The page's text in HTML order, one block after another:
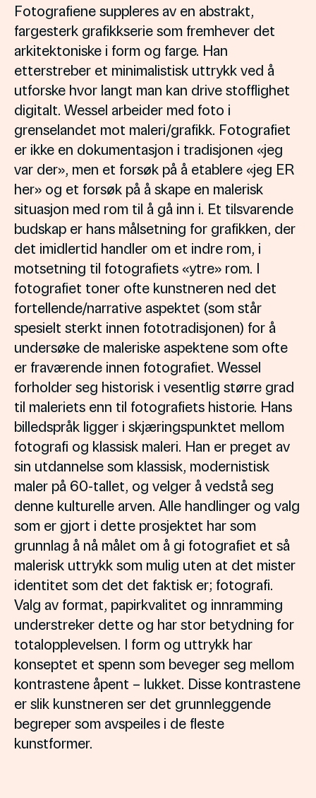
Fotografiene suppleres av en abstrakt,
fargesterk grafikkserie som fremhever det
arkitektoniske i form og farge. Han
etterstreber et minimalistisk uttrykk ved å
utforske hvor langt man kan drive stofflighet
digitalt. Wessel arbeider med foto i
grenselandet mot maleri/grafikk. Fotografiet
er ikke en dokumentasjon i tradisjonen «jeg
var der», men et forsøk på å etablere «jeg ER
her» og et forsøk på å skape en malerisk
situasjon med rom til å gå inn i. Et tilsvarende
budskap er hans målsetning for grafikken, der
det imidlertid handler om et indre rom, i
motsetning til fotografiets «ytre» rom. I
fotografiet toner ofte kunstneren ned det
fortellende/narrative aspektet (som står
spesielt sterkt innen fototradisjonen) for å
undersøke de maleriske aspektene som ofte
er fraværende innen fotografiet. Wessel
forholder seg historisk i vesentlig større grad
til maleriets enn til fotografiets historie. Hans
billedspråk ligger i skjæringspunktet mellom
fotografi og klassisk maleri. Han er preget av
sin utdannelse som klassisk, modernistisk
maler på 60-tallet, og velger å vedstå seg
denne kulturelle arven. Alle handlinger og valg
som er gjort i dette prosjektet har som
grunnlag å nå målet om å gi fotografiet et så
malerisk uttrykk som mulig uten at det mister
identitet som det det faktisk er; fotografi.
Valg av format, papirkvalitet og innramming
understreker dette og har stor betydning for
totalopplevelsen. I form og uttrykk har
konseptet et spenn som beveger seg mellom
kontrastene åpent – lukket. Disse kontrastene
er slik kunstneren ser det grunnleggende
begreper som avspeiles i de fleste
kunstformer.